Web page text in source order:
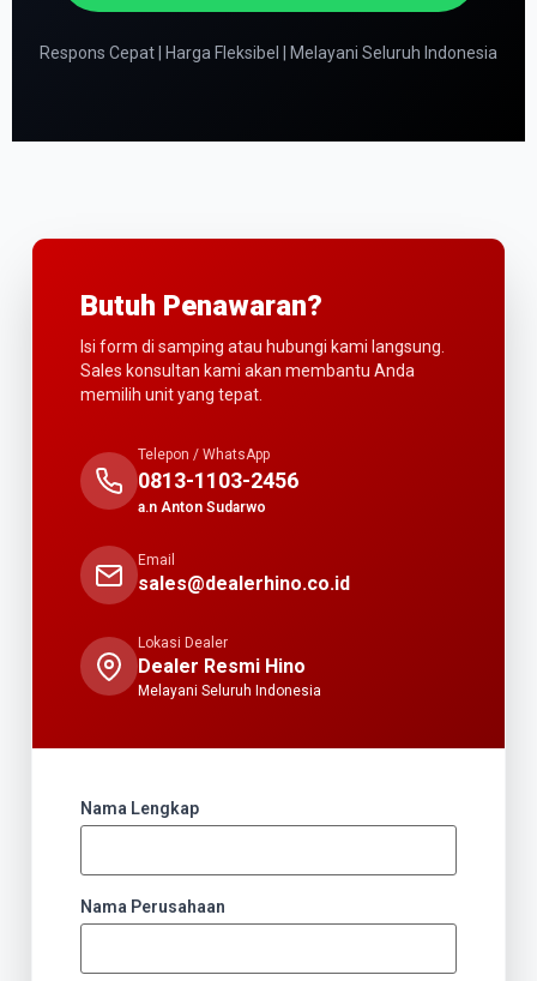
Respons Cepat | Harga Fleksibel | Melayani Seluruh Indonesia
Butuh Penawaran?
Isi form di samping atau hubungi kami langsung.
Sales konsultan kami akan membantu Anda
memilih unit yang tepat.
Telepon / WhatsApp
0813-1103-2456
a.n Anton Sudarwo
Email
sales@dealerhino.co.id
Lokasi Dealer
Dealer Resmi Hino
Melayani Seluruh Indonesia
Nama Lengkap
Nama Perusahaan